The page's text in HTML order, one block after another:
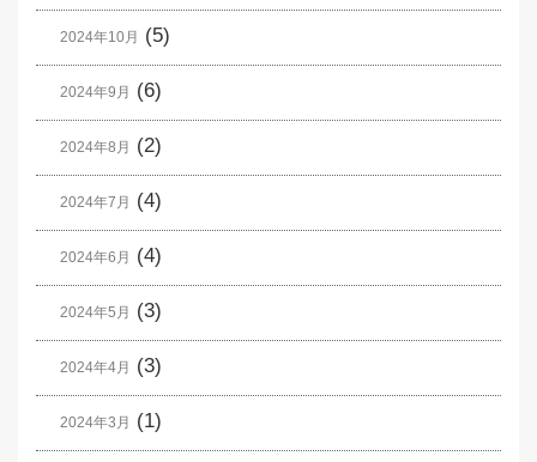
2024年10月 (5)
2024年9月 (6)
2024年8月 (2)
2024年7月 (4)
2024年6月 (4)
2024年5月 (3)
2024年4月 (3)
2024年3月 (1)